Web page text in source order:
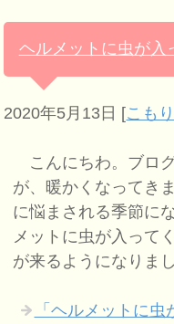
ヘルメットに虫が入
2020年5月13日 [こも
こんにちわ。ブロ
が、暖かくなってき
に悩まされる季節に
メットに虫が入って
が来るようになりま
「ヘルメットに